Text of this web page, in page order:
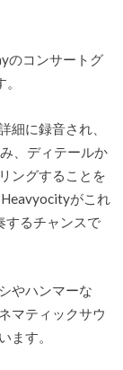
のコンサートグ
細に録音され、
、ディテールか
ングすることを
がこれ
するチャンスで
やハンマーな
マティックサウ
ます。